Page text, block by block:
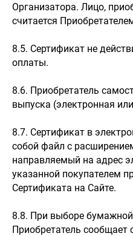
Организатора. Лицо,
считается
8.5. Сертификат не
оплаты.
8.6. Приобретатель
выпуска (электронная
8.7. Сертификат в
собой файл с
направляемый на адрес
указанной покупателем
Сертификата на Сайте.
8.8. При выборе
Приобретатель сообщает